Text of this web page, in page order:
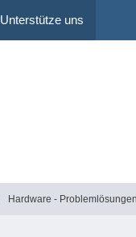
Unterstütze uns
Hardware - Problemlösungen